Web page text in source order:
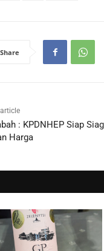
Share
: KPDNHEP Siap
Harga